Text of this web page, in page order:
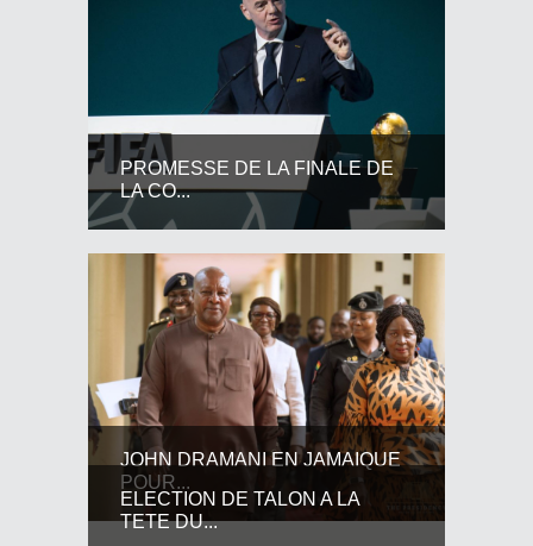
PROMESSE DE LA FINALE DE
LA CO...
JOHN DRAMANI EN JAMAIQUE
POUR...
ELECTION DE TALON A LA
TETE DU...